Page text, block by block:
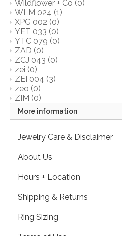
Wildflower + Co (0)
WLM 024 (1)
XPG 002 (0)
YET 033 (0)
YTC 079 (0)
ZAD (0)
ZCJ 043 (0)
zei (0)
ZEI 004 (3)
zeo (0)
ZIM (0)
More information
Jewelry Care & Disclaimer
About Us
Hours + Location
Shipping & Returns
Ring Sizing